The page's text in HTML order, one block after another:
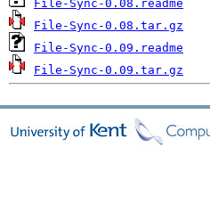
File-Sync-0.08.readme
File-Sync-0.08.tar.gz
File-Sync-0.09.readme
File-Sync-0.09.tar.gz